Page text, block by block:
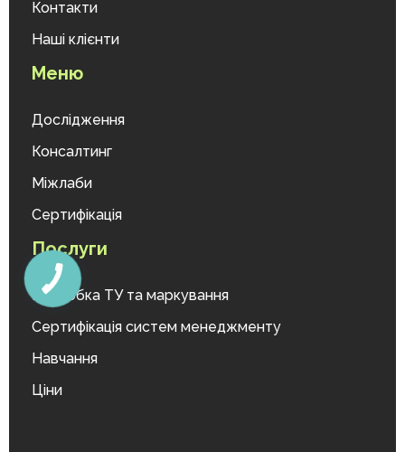
Контакти
Наші клієнти
Меню
Дослідження
Консалтинг
Міжлаби
Сертифікація
Послуги
Розробка ТУ та маркування
Сертифікація систем менеджменту
Навчання
Ціни